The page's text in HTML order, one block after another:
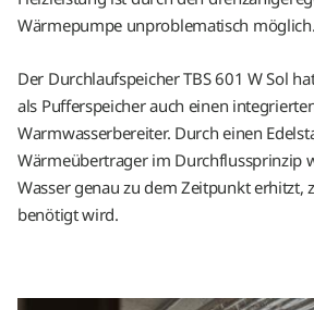
Wärmepumpe unproblematisch möglich.
Der Durchlaufspeicher TBS 601 W Sol
als Pufferspeicher auch einen
Warmwasserbereiter. Durch einen
Wärmeübertrager im Durchflussprinzip
Wasser genau zu dem Zeitpunkt erhitzt,
benötigt wird.